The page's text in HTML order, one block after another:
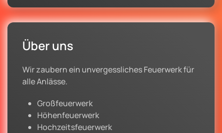
Über uns
Wir zaubern ein unvergessliches Feuerwerk für
alle Anlässe.
Großfeuerwerk
Höhenfeuerwerk
Hochzeitsfeuerwerk